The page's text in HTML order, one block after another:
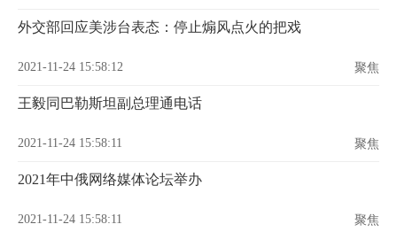
外交部回应美涉台表态：停止煽风点火的把戏
2021-11-24 15:58:12 聚焦
王毅同巴勒斯坦副总理通电话
2021-11-24 15:58:11 聚焦
2021年中俄网络媒体论坛举办
2021-11-24 15:58:11 聚焦